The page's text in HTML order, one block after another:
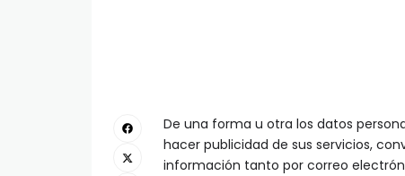
De una forma u otra los datos
hacer publicidad de sus servicios,
información tanto por correo